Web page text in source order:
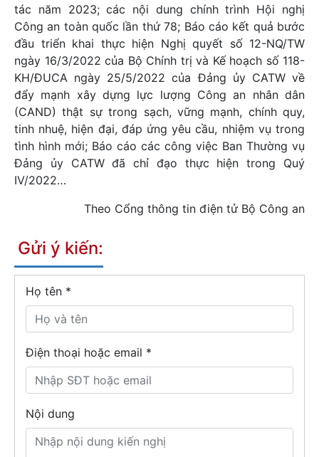
tác năm 2023; các nội dung chính trình Hội nghị
Công an toàn quốc lần thứ 78; Báo cáo kết quả bước
đầu triển khai thực hiện Nghị quyết số 12-NQ/TW
ngày 16/3/2022 của Bộ Chính trị và Kế hoạch số 118-
KH/ĐUCA ngày 25/5/2022 của Đảng ủy CATW về
đẩy mạnh xây dựng lực lượng Công an nhân dân
(CAND) thật sự trong sạch, vững mạnh, chính quy,
tinh nhuệ, hiện đại, đáp ứng yêu cầu, nhiệm vụ trong
tình hình mới; Báo cáo các công việc Ban Thường vụ
Đảng ủy CATW đã chỉ đạo thực hiện trong Quý
IV/2022…
Theo Cổng thông tin điện tử Bộ Công an
Gửi ý kiến:
Họ tên *
Điện thoại hoặc email *
Nội dung